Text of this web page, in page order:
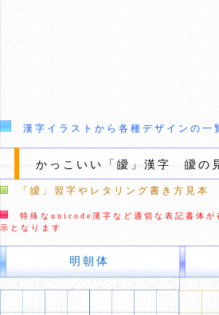
漢字イラストから各種デザインの一
かっこいい「皧」漢字 皧の
「皧」習字やレタリング書き方見本
特殊なunicode漢字など適切な表記書体が
示となります
明朝体